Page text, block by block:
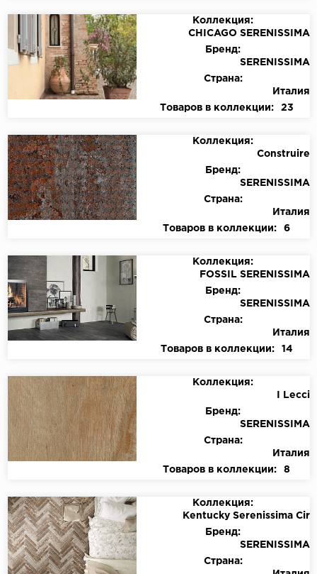
Коллекция:
CHICAGO SERENISSIMA
Бренд:
SERENISSIMA
Страна:
Италия
Товаров в коллекции:
23
Коллекция:
Construire
Бренд:
SERENISSIMA
Страна:
Италия
Товаров в коллекции:
6
Коллекция:
FOSSIL SERENISSIMA
Бренд:
SERENISSIMA
Страна:
Италия
Товаров в коллекции:
14
Коллекция:
I Lecci
Бренд:
SERENISSIMA
Страна:
Италия
Товаров в коллекции:
8
Коллекция:
Kentucky Serenissima Cir
Бренд:
SERENISSIMA
Страна: